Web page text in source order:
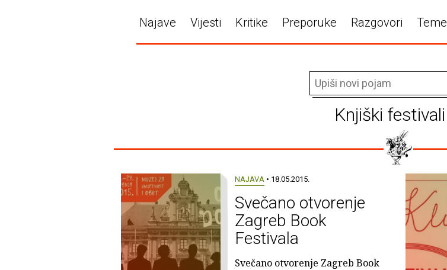
Najave Vijesti Kritike Preporuke Razgovori Teme
Knjiški festivali
NAJAVA • 18.05.2015.
Svečano otvorenje
Zagreb Book
Festivala
Svečano otvorenje Zagreb Book